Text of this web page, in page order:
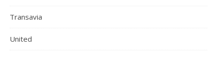
Transavia
United